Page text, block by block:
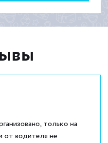
только на
от водителя не